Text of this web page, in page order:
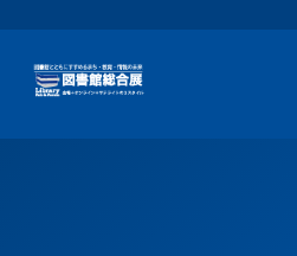
ー
用
メ